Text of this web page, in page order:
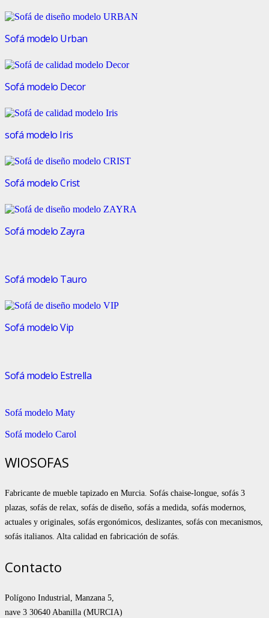
Sofá modelo Urban
Sofá modelo Decor
sofá modelo Iris
Sofá modelo Crist
Sofá modelo Zayra
Sofá modelo Tauro
Sofá modelo Vip
Sofá modelo Estrella
Sofá modelo Maty
Sofá modelo Carol
WIOSOFAS
Fabricante de mueble tapizado en Murcia. Sofás chaise-longue, sofás 3
plazas, sofás de relax, sofás de diseño, sofás a medida, sofás modernos,
actuales y originales, sofás ergonómicos, deslizantes, sofás con mecanismos,
sofás italianos. Alta calidad en fabricación de sofás.
Contacto
Polígono Industrial, Manzana 5,
nave 3 30640 Abanilla (MURCIA)